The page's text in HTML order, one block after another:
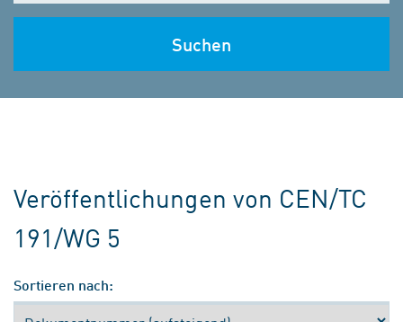
Suchen
Veröffentlichungen von CEN/TC
191/WG 5
Sortieren nach: